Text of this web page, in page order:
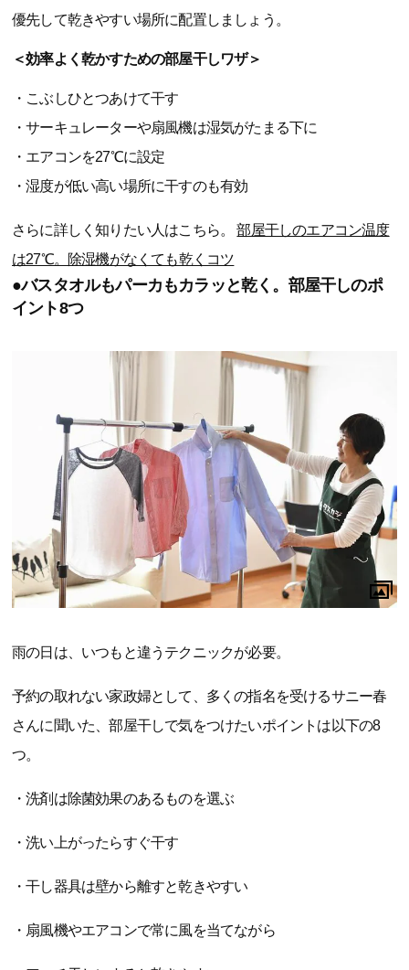
優先して乾きやすい場所に配置しましょう。
＜効率よく乾かすための部屋干しワザ＞
・こぶしひとつあけて干す
・サーキュレーターや扇風機は湿気がたまる下に
・エアコンを27℃に設定
・湿度が低い高い場所に干すのも有効
さらに詳しく知りたい人はこちら。部屋干しのエアコン温度
は27℃。除湿機がなくても乾くコツ
●バスタオルもパーカもカラッと乾く。部屋干しのポ
イント8つ
雨の日は、いつもと違うテクニックが必要。
予約の取れない家政婦として、多くの指名を受けるサニー春
さんに聞いた、部屋干しで気をつけたいポイントは以下の8
つ。
・洗剤は除菌効果のあるものを選ぶ
・洗い上がったらすぐ干す
・干し器具は壁から離すと乾きやすい
・扇風機やエアコンで常に風を当てながら